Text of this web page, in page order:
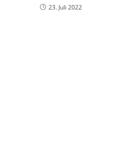
23. Juli 2022